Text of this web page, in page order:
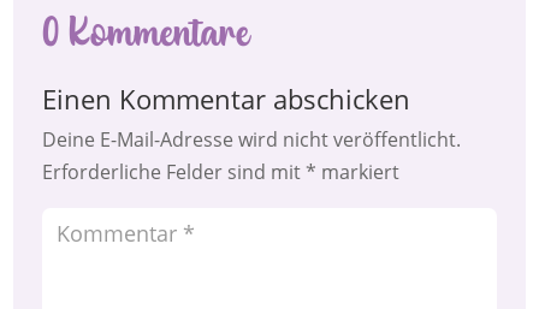
0 Kommentare
Einen Kommentar abschicken
Deine E-Mail-Adresse wird nicht veröffentlicht.
Erforderliche Felder sind mit* markiert